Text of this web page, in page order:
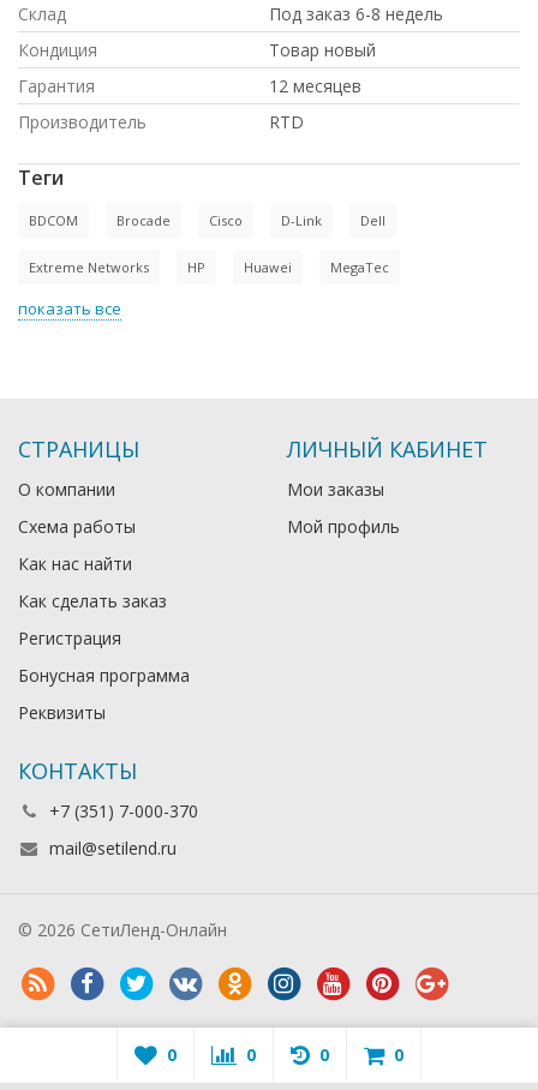
Склад
Под заказ 6-8 недель
Кондиция
Товар новый
Гарантия
12 месяцев
Производитель
RTD
Теги
BDCOM Brocade Cisco D-Link Dell
Extreme Networks HP Huawei MegaTec
показать все
СТРАНИЦЫ
О компании
Схема работы
Как нас найти
Как сделать заказ
Регистрация
Бонусная программа
Реквизиты
ЛИЧНЫЙ КАБИНЕТ
Мои заказы
Мой профиль
КОНТАКТЫ
+7 (351) 7-000-370
mail@setilend.ru
© 2026 СетиЛенд-Онлайн
0 0 0 0